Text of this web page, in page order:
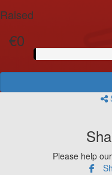
Raised
€0
Please help